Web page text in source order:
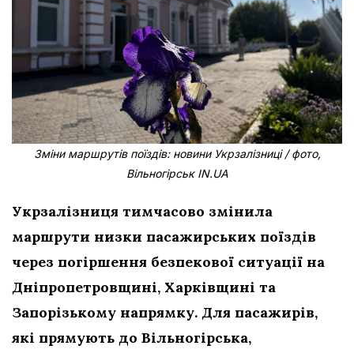
Зміни маршрутів поїздів: новини Укрзалізниці / фото,
Вільногірськ IN.UA
Укрзалізниця тимчасово змінила
маршрути низки пасажирських поїздів
через погіршення безпекової ситуації на
Дніпропетровщині, Харківщині та
Запорізькому напрямку. Для пасажирів,
які прямують до Вільногірська,